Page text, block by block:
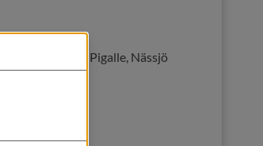
Kulturhuset Pigalle, Nässjö